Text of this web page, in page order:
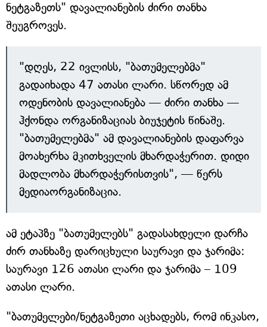
ნეტგაზეთს" დავალიანების ძირი თანხა
შეუგროვეს.
"დღეს, 22 ივლისს, "ბათუმელებმა"
გადაიხადა 47 ათასი ლარი. სწორედ ამ
ოდენობის დავალიანება — ძირი თანხა —
ჰქონდა ორგანიზაციას ბიუჯეტის წინაშე.
"ბათუმელებმა" ამ დავალიანების დაფარვა
მოახერხა მკითხველის მხარდაჭერით. დიდი
მადლობა მხარდაჭერისთვის", — წერს
მედიაორგანიზაცია.
ამ ეტაპზე "ბათუმელებს" გადასახდელი დარჩა
ძირ თანხაზე დარიცხული საურავი და ჯარიმა:
საურავი 126 ათასი ლარი და ჯარიმა – 109
ათასი ლარი.
"ბათუმელები/ნეტგაზეთი აცხადებს, რომ ინკასო,